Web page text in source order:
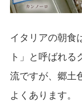
イタリアの朝食
ト」と呼ばれ
流ですが、郷土
よくあります。